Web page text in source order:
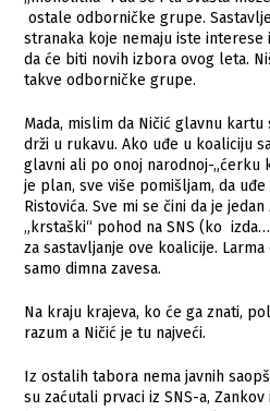
ostale odborničke grupe.
stranaka koje nemaju iste
da će biti novih izbora ovog leta.
takve odborničke grupe.
Mada, mislim da Ničić glavnu
drži u rukavu. Ako uđe u koaliciju
glavni ali po onoj narodnoj-„ćerku
je plan, sve više pomišljam, da
Ristovića. Sve mi se čini da je
„krstaški“ pohod na SNS (ko
za sastavljanje ove koalicije.
samo dimna zavesa.
Na kraju krajeva, ko će ga znati,
razum a Ničić je tu najveći.
Iz ostalih tabora nema javnih
su zaćutali prvaci iz SNS-a,